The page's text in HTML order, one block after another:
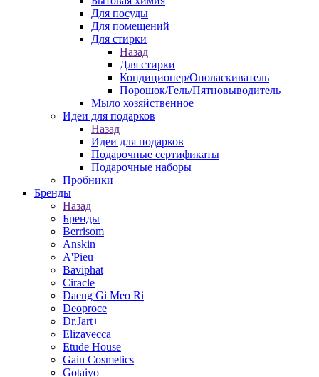
Для посуды
Для помещений
Для стирки
Назад
Для стирки
Кондиционер/Ополаскиватель
Порошок/Гель/Пятновыводитель
Мыло хозяйственное
Идеи для подарков
Назад
Идеи для подарков
Подарочные сертификаты
Подарочные наборы
Пробники
Бренды
Назад
Бренды
Berrisom
Anskin
A'Pieu
Baviphat
Ciracle
Daeng Gi Meo Ri
Deoproce
Dr.Jart+
Elizavecca
Etude House
Gain Cosmetics
Gotaiyo